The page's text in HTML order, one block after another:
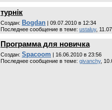
турнік
Cоздан: Bogdan | 09.07.2010 в 12:34
Последнее сообщение в теме: ustaluy,
Программа для новичка
Cоздан: Spacoom | 16.06.2010 в 23:56
Последнее сообщение в теме: givanchy,